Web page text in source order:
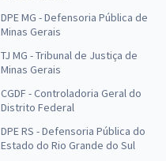
DPE MG - Defensoria Pública de
Minas Gerais
TJ MG - Tribunal de Justiça de
Minas Gerais
CGDF - Controladoria Geral do
Distrito Federal
DPE RS - Defensoria Pública do
Estado do Rio Grande do Sul